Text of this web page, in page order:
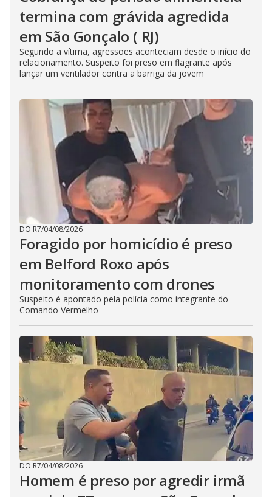
termina com grávida agredida
em São Gonçalo ( RJ)
Segundo a vítima, agressões aconteciam desde o início do
relacionamento. Suspeito foi preso em flagrante após
lançar um ventilador contra a barriga da jovem
DO R7/04/08/2026
Foragido por homicídio é preso
em Belford Roxo após
monitoramento com drones
Suspeito é apontado pela polícia como integrante do
Comando Vermelho
DO R7/04/08/2026
Homem é preso por agredir irmã